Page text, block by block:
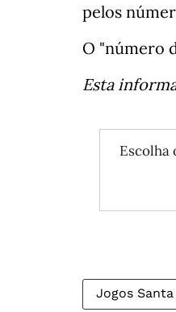
pelos
O "número
Esta
Escolha
Jogos Santa